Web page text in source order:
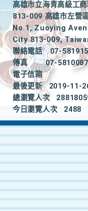
高雄市立海青高級工
813-009 高雄市左營
No.1, Zuoying
City 813-009,
聯絡電話
07-
傳真
07-5810087
電子信箱
最後更新
2019-11-
總瀏覽人次
今日瀏覽人次
2488